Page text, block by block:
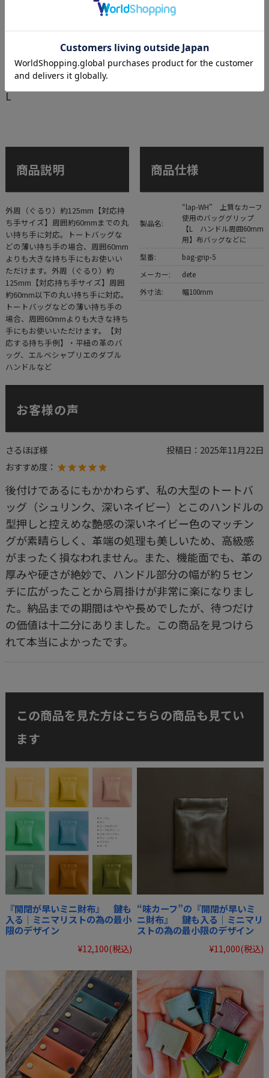
L
商品説明
外周（ぐるり）約125mm【対応持
ち手サイズ】周囲約60mmまでの丸
い持ち手に対応。トートバッグな
どの薄い持ち手の場合、周囲60mm
よりも大きな持ち手にもお使いい
ただけます。外周（ぐるり）約
125mm【対応持ち手サイズ】周囲
約60mm以下の丸い持ち手に対応。
トートバッグなどの薄い持ち手の
場合、周囲60mmよりも大きな持ち
手にもお使いいただけます。【対
応する持ち手例】・平紐の革のバ
ッグ、エルベシャプリエのダブル
ハンドルなど
商品仕様
製品名:
“lap-WH” 上質なカーフ
使用のバッググリップ
【L ハンドル周囲60mm
用】布バッグなどに
型番:
bag-grip-5
メーカー:
dete
外寸法:
幅100mm
お客様の声
さるほぼ様 投稿日： 2025年11月22日
おすすめ度：
後付けであるにもかかわらず、私の大型のトートバ
ッグ（シュリンク、深いネイビー）とこのハンドルの
型押しと控えめな艶感の深いネイビー色のマッチン
グが素晴らしく、革端の処理も美しいため、高級感
がまったく損なわれません。また、機能面でも、革の
厚みや硬さが絶妙で、ハンドル部分の幅が約５セン
チに広がったことから肩掛けが非常に楽になりまし
た。納品までの期間はやや長めでしたが、待つだけ
の価値は十二分にありました。この商品を見つけら
れて本当によかったです。
この商品を見た方はこちらの商品も見てい
ます
『開閉が早いミニ財布』 鍵も
入る｜ミニマリストの為の最小
限のデザイン
¥12,100(税込)
“味カーフ”の『開閉が早いミ
ニ財布』 鍵も入る｜ミニマリ
ストの為の最小限のデザイン
¥11,000(税込)